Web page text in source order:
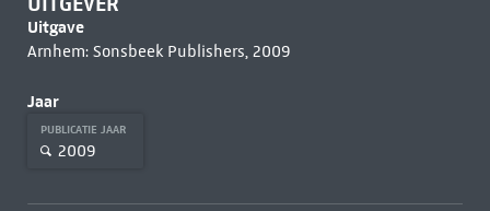
Uitgave
Arnhem: Sonsbeek Publishers, 2009
Jaar
PUBLICATIE JAAR
2009